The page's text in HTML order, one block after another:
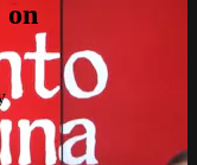
on